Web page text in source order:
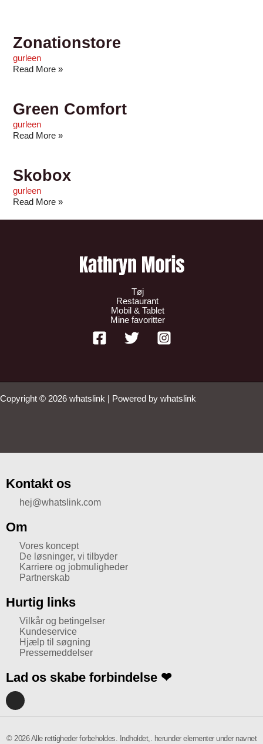
Zonationstore
gurleen
Read More »
Green Comfort
gurleen
Read More »
Skobox
gurleen
Read More »
Tøj
Restaurant
Mobil & Tablet
Mine favoritter
Copyright © 2026 whatslink | Powered by whatslink
Kontakt os
hej@whatslink.com
Om
Vores koncept
De løsninger, vi tilbyder
Karriere og jobmuligheder
Partnerskab
Hurtig links
Vilkår og betingelser
Kundeservice
Hjælp til søgning
Pressemeddelser
Lad os skabe forbindelse ❤
I
s
g
© 2026 Alle rettigheder forbeholdes. Indholdet,. herunder elementer under navnet